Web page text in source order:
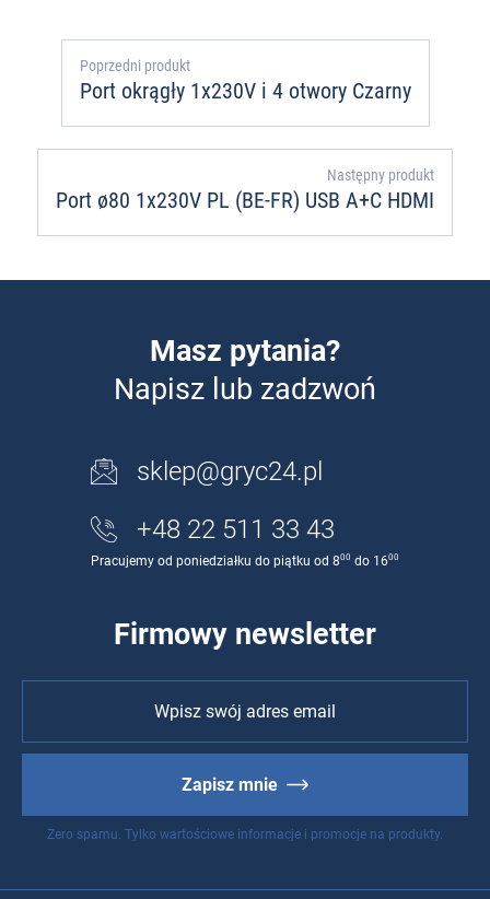
Poprzedni produkt
Port okrągły 1x230V i 4 otwory Czarny
Następny produkt
Port ø80 1x230V PL (BE-FR) USB A+C HDMI
Masz pytania?
Napisz lub zadzwoń
sklep@gryc24.pl
+48 22 511 33 43
Pracujemy od poniedziałku do piątku od 800 do 1600
Firmowy newsletter
Zapisz mnie
Zero spamu. Tylko wartościowe informacje i promocje na produkty.